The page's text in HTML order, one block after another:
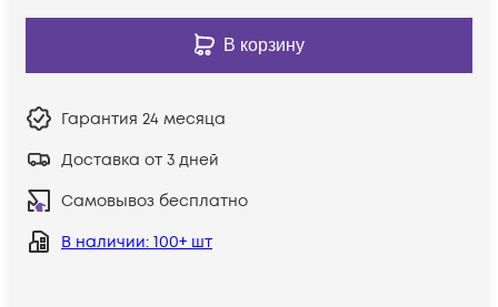
В корзину
Гарантия 24 месяца
Доставка от 3 дней
Самовывоз бесплатно
В наличии: 100+ шт